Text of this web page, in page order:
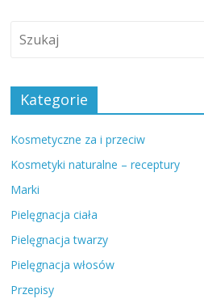
Kategorie
Kosmetyczne za i przeciw
Kosmetyki naturalne – receptury
Marki
Pielęgnacja ciała
Pielęgnacja twarzy
Pielęgnacja włosów
Przepisy